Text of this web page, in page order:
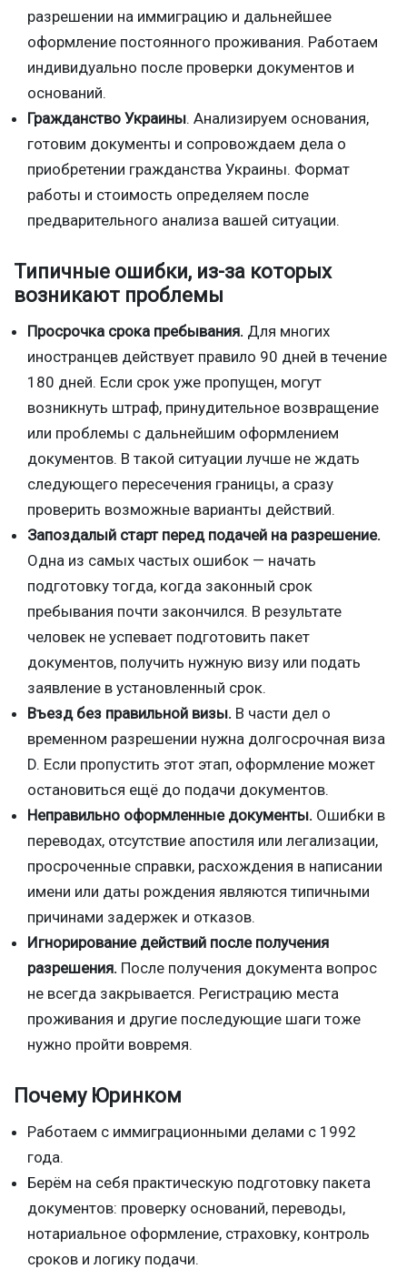
разрешении на иммиграцию и дальнейшее
оформление постоянного проживания. Работаем
индивидуально после проверки документов и
оснований.
Гражданство Украины. Анализируем основания,
готовим документы и сопровождаем дела о
приобретении гражданства Украины. Формат
работы и стоимость определяем после
предварительного анализа вашей ситуации.
Типичные ошибки, из-за которых
возникают проблемы
Просрочка срока пребывания. Для многих
иностранцев действует правило 90 дней в течение
180 дней. Если срок уже пропущен, могут
возникнуть штраф, принудительное возвращение
или проблемы с дальнейшим оформлением
документов. В такой ситуации лучше не ждать
следующего пересечения границы, а сразу
проверить возможные варианты действий.
Запоздалый старт перед подачей на разрешение.
Одна из самых частых ошибок — начать
подготовку тогда, когда законный срок
пребывания почти закончился. В результате
человек не успевает подготовить пакет
документов, получить нужную визу или подать
заявление в установленный срок.
Въезд без правильной визы. В части дел о
временном разрешении нужна долгосрочная виза
D. Если пропустить этот этап, оформление может
остановиться ещё до подачи документов.
Неправильно оформленные документы. Ошибки в
переводах, отсутствие апостиля или легализации,
просроченные справки, расхождения в написании
имени или даты рождения являются типичными
причинами задержек и отказов.
Игнорирование действий после получения
разрешения. После получения документа вопрос
не всегда закрывается. Регистрацию места
проживания и другие последующие шаги тоже
нужно пройти вовремя.
Почему Юринком
Работаем с иммиграционными делами с 1992
года.
Берём на себя практическую подготовку пакета
документов: проверку оснований, переводы,
нотариальное оформление, страховку, контроль
сроков и логику подачи.